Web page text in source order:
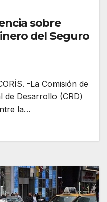
sobre
del Seguro
-La Comisión de
de Desarrollo (CRD)
la…